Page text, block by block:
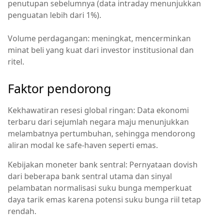
penutupan sebelumnya (data intraday menunjukkan
penguatan lebih dari 1%).
Volume perdagangan: meningkat, mencerminkan
minat beli yang kuat dari investor institusional dan
ritel.
Faktor pendorong
Kekhawatiran resesi global ringan: Data ekonomi
terbaru dari sejumlah negara maju menunjukkan
melambatnya pertumbuhan, sehingga mendorong
aliran modal ke safe-haven seperti emas.
Kebijakan moneter bank sentral: Pernyataan dovish
dari beberapa bank sentral utama dan sinyal
pelambatan normalisasi suku bunga memperkuat
daya tarik emas karena potensi suku bunga riil tetap
rendah.